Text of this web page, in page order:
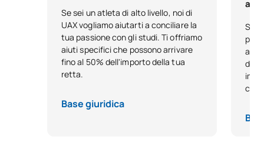
Se sei un atleta di alto livello, noi di
UAX vogliamo aiutarti a conciliare la
tua passione con gli studi. Ti offriamo
aiuti specifici che possono arrivare
fino al 50% dell'importo della tua
retta.
Base giuridica
Se
con